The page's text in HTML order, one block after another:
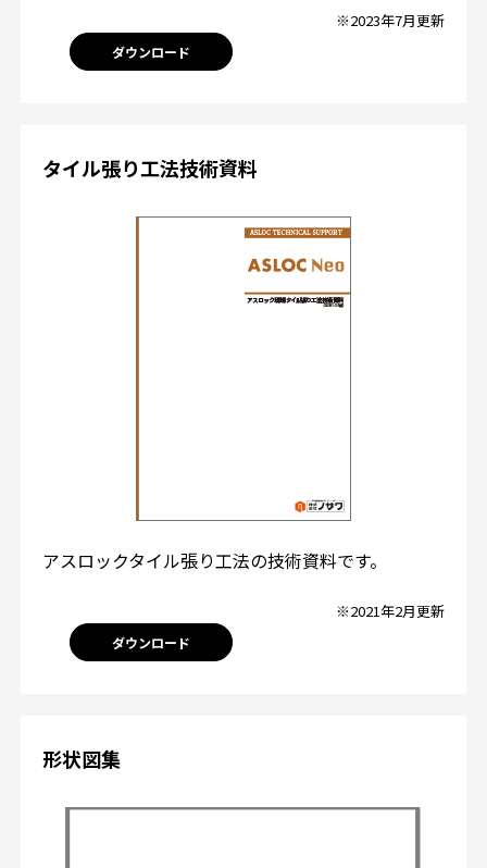
※2023年7月更新
ダウンロード
タイル張り工法技術資料
アスロックタイル張り工法の技術資料です。
※2021年2月更新
ダウンロード
形状図集